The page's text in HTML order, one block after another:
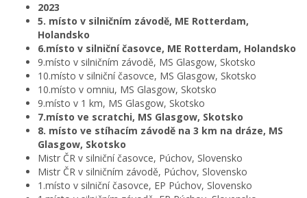
2023
5. místo v silničním závodě, ME Rotterdam,
Holandsko
6.místo v silniční časovce, ME Rotterdam, Holandsko
9.místo v silničním závodě, MS Glasgow, Skotsko
10.místo v silniční časovce, MS Glasgow, Skotsko
10.místo v omniu, MS Glasgow, Skotsko
9.místo v 1 km, MS Glasgow, Skotsko
7.místo ve scratchi, MS Glasgow, Skotsko
8. místo ve stíhacím závodě na 3 km na dráze, MS
Glasgow, Skotsko
Mistr ČR v silniční časovce, Púchov, Slovensko
Mistr ČR v silničním závodě, Púchov, Slovensko
1.místo v silniční časovce, EP Púchov, Slovensko